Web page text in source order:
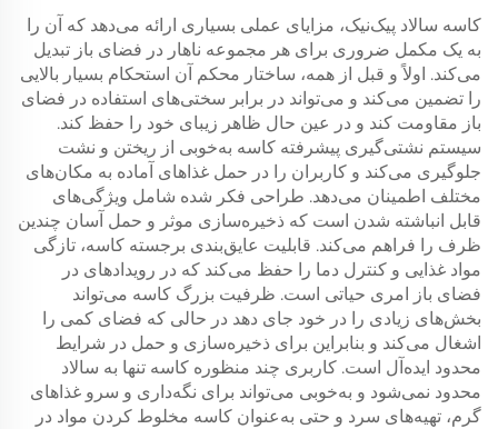
کاسه سالاد پیک‌نیک، مزایای عملی بسیاری ارائه می‌دهد که آن را
به یک مکمل ضروری برای هر مجموعه ناهار در فضای باز تبدیل
می‌کند. اولاً و قبل از همه، ساختار محکم آن استحکام بسیار بالایی
را تضمین می‌کند و می‌تواند در برابر سختی‌های استفاده در فضای
باز مقاومت کند و در عین حال ظاهر زیبای خود را حفظ کند.
سیستم نشتی‌گیری پیشرفته کاسه به‌خوبی از ریختن و نشت
جلوگیری می‌کند و کاربران را در حمل غذاهای آماده به مکان‌های
مختلف اطمینان می‌دهد. طراحی فکر شده شامل ویژگی‌های
قابل انباشته شدن است که ذخیره‌سازی موثر و حمل آسان چندین
ظرف را فراهم می‌کند. قابلیت عایق‌بندی برجسته کاسه، تازگی
مواد غذایی و کنترل دما را حفظ می‌کند که در رویدادهای در
فضای باز امری حیاتی است. ظرفیت بزرگ کاسه می‌تواند
بخش‌های زیادی را در خود جای دهد در حالی که فضای کمی را
اشغال می‌کند و بنابراین برای ذخیره‌سازی و حمل در شرایط
محدود ایده‌آل است. کاربری چند منظوره کاسه تنها به سالاد
محدود نمی‌شود و به‌خوبی می‌تواند برای نگه‌داری و سرو غذاهای
گرم، تهیه‌های سرد و حتی به‌عنوان کاسه مخلوط کردن مواد در